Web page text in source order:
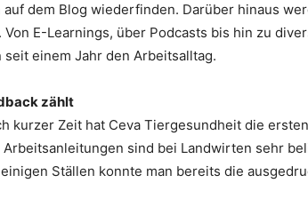
auf dem Blog wiederfinden. Darüber hinaus
Von E-Learnings, über Podcasts bis hin zu
seit einem Jahr den Arbeitsalltag.
zählt
kurzer Zeit hat Ceva Tiergesundheit die
Arbeitsanleitungen sind bei Landwirten sehr
Ställen konnte man bereits die